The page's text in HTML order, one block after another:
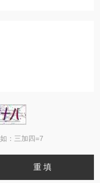
：三加四=7